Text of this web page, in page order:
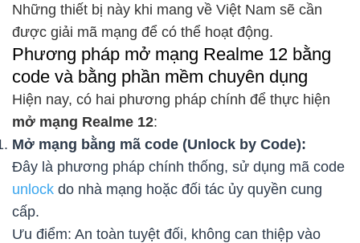
Những thiết bị này khi mang về Việt Nam sẽ cần
được giải mã mạng để có thể hoạt động.
Phương pháp mở mạng Realme 12 bằng
code và bằng phần mềm chuyên dụng
Hiện nay, có hai phương pháp chính để thực hiện
mở mạng Realme 12:
Mở mạng bằng mã code (Unlock by Code):
Đây là phương pháp chính thống, sử dụng mã code
unlock do nhà mạng hoặc đối tác ủy quyền cung
cấp.
Ưu điểm: An toàn tuyệt đối, không can thiệp vào